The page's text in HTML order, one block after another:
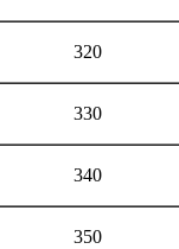
320
330
340
350